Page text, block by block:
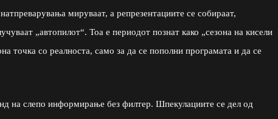
мируваат, а репрезентациите се собираат,
„автопилот“. Тоа е периодот познат како „сезона на кисели
точка со реалноста, само за да се пополни програмата и да се
на слепо информирање без филтер. Шпекулациите се дел од